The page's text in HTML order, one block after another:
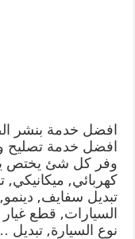
افضل خدمة بنشر
افضل خدمة تصليح
وفر كل شئ يختص
كهربائي, ميكانيكي,
تبديل سفايف,
السيارات, قطع
نوع السيارة, تبديل